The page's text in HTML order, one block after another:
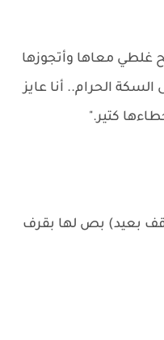
غلطي معاها وأتجوزها
الحرام.. أنا عايز
كتير."
بعيد) بص لها بقرف